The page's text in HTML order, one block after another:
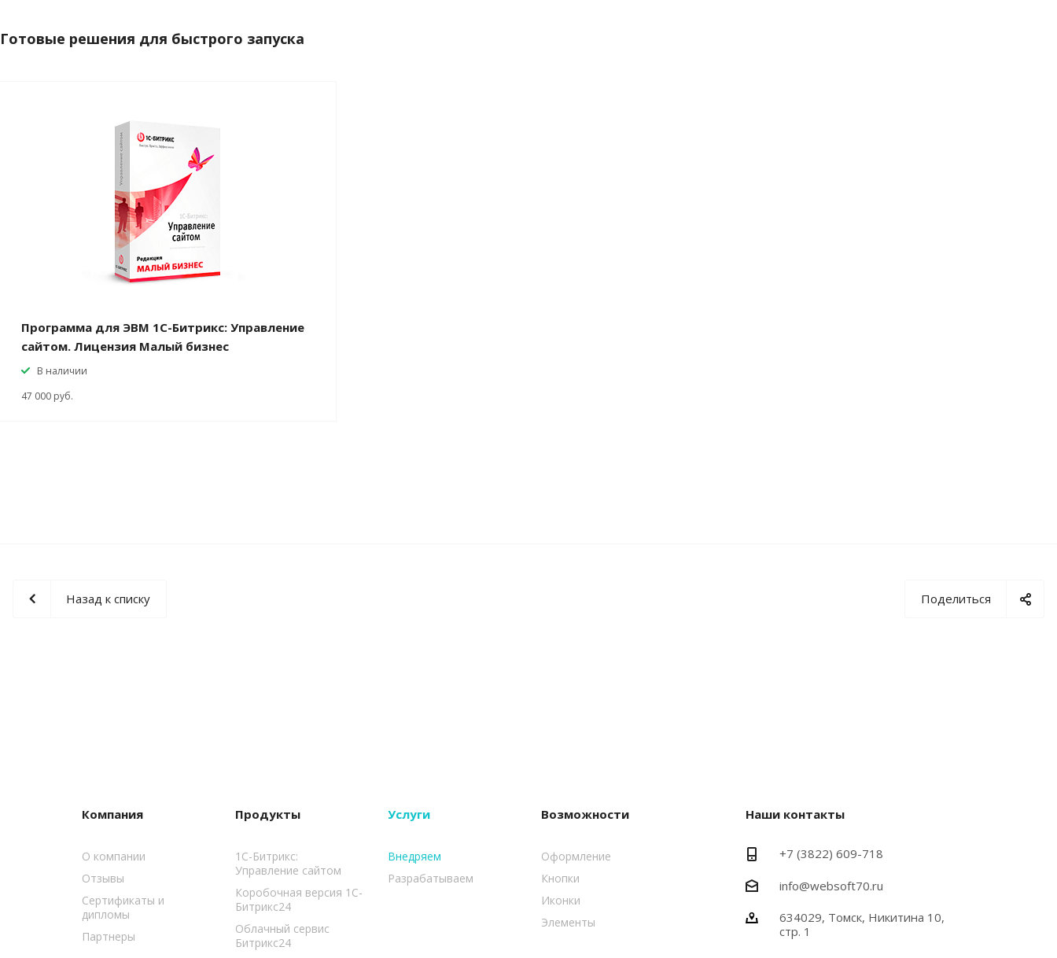
Готовые решения для быстрого запуска
Программа для ЭВМ 1С-Битрикс: Управление
сайтом. Лицензия Малый бизнес
В наличии
47 000 руб.
Поделиться
Назад к списку
Компания
О компании
Отзывы
Сертификаты и
дипломы
Партнеры
Продукты
1С-Битрикс:
Управление сайтом
Коробочная версия 1C-
Битрикс24
Облачный сервис
Битрикс24
Услуги
Внедряем
Разрабатываем
Возможности
Оформление
Кнопки
Иконки
Элементы
Наши контакты
+7 (3822) 609-718
info@websoft70.ru
634029, Томск, Никитина 10,
стр. 1